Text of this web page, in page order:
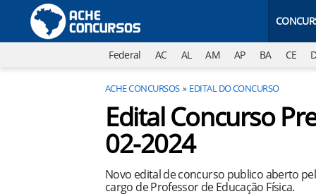
Federal AC AL AM AP BA CE
ACHE CONCURSOS EDITAL DO CONCURSO
Edital Concurso
02-2024
Novo edital de concurso publico aberto
cargo de Professor de Educação Física.